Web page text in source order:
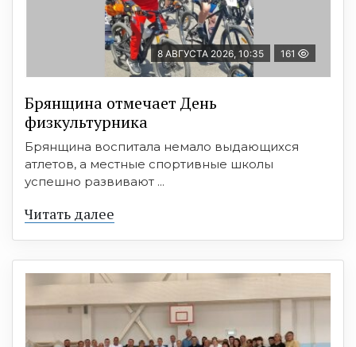
8 АВГУСТА 2026, 10:35 161
Брянщина отмечает День
физкультурника
Брянщина воспитала немало выдающихся
атлетов, а местные спортивные школы
успешно развивают ...
Читать далее